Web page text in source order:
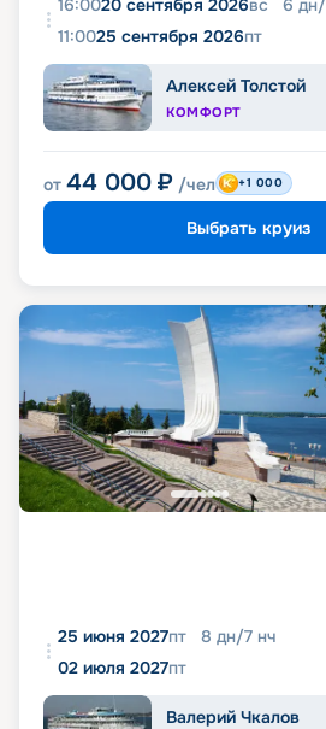
16:0020 сентября 2026вс 6 дн/
11:0025 сентября 2026пт
Алексей Толстой
КОМФОРТ
от 44 000 ₽ /чел +1 000
Выбрать круиз
25 июня 2027пт 8 дн/7 нч
02 июля 2027пт
Валерий Чкалов